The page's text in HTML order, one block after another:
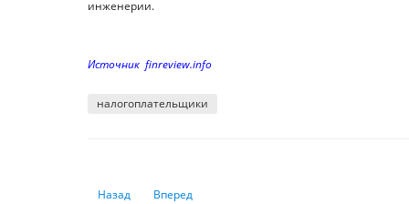
инженерии.
Источник finreview.info
налогоплательщики
Предыдущий: Чтобы не было богатых: почему у
Назад Следующий: МВФ выпустил региональный
Вперед